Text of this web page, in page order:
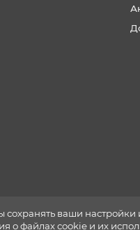
ваши настройки
о файлах cookie и их